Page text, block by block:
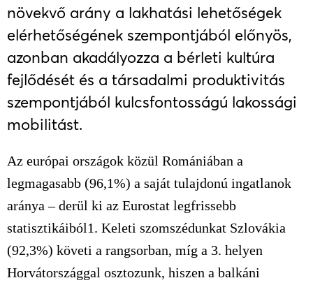
növekvő arány a lakhatási lehetőségek
elérhetőségének szempontjából előnyös,
azonban akadályozza a bérleti kultúra
fejlődését és a társadalmi produktivitás
szempontjából kulcsfontosságú lakossági
mobilitást.
Az európai országok közül Romániában a
legmagasabb (96,1%) a saját tulajdonú ingatlanok
aránya – derül ki az Eurostat legfrissebb
statisztikáiból1. Keleti szomszédunkat Szlovákia
(92,3%) követi a rangsorban, míg a 3. helyen
Horvátországgal osztozunk, hiszen a balkáni